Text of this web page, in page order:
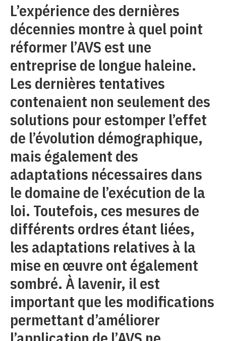
L’expérience des dernières
décennies montre à quel point
réformer l’AVS est une
entreprise de longue haleine.
Les dernières tentatives
contenaient non seulement des
solutions pour estomper l’effet
de l’évolution démographique,
mais également des
adaptations nécessaires dans
le domaine de l’exécution de la
loi. Toutefois, ces mesures de
différents ordres étant liées,
les adaptations relatives à la
mise en œuvre ont également
sombré. À lavenir, il est
important que les modifications
permettant d’améliorer